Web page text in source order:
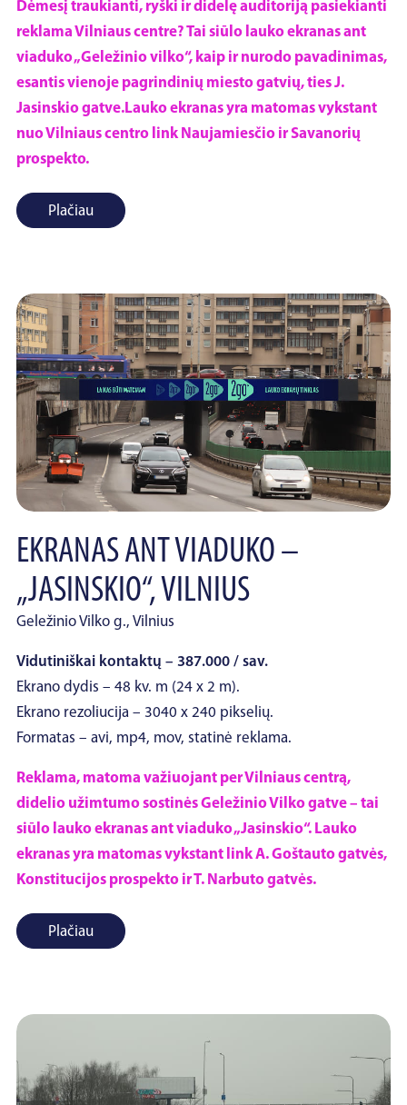
Dėmesį traukianti, ryški ir didelę auditoriją pasiekianti
reklama Vilniaus centre? Tai siūlo lauko ekranas ant
viaduko „Geležinio vilko“, kaip ir nurodo pavadinimas,
esantis vienoje pagrindinių miesto gatvių, ties J.
Jasinskio gatve.Lauko ekranas yra matomas vykstant
nuo Vilniaus centro link Naujamiesčio ir Savanorių
prospekto.
Plačiau
EKRANAS ANT VIADUKO –
„JASINSKIO“, VILNIUS
Geležinio Vilko g., Vilnius
Vidutiniškai kontaktų – 387.000 / sav.
Ekrano dydis – 48 kv. m (24 x 2 m).
Ekrano rezoliucija – 3040 x 240 pikselių.
Formatas – avi, mp4, mov, statinė reklama.
Reklama, matoma važiuojant per Vilniaus centrą,
didelio užimtumo sostinės Geležinio Vilko gatve – tai
siūlo lauko ekranas ant viaduko „Jasinskio“. Lauko
ekranas yra matomas vykstant link A. Goštauto gatvės,
Konstitucijos prospekto ir T. Narbuto gatvės.
Plačiau